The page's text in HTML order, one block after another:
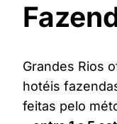
Grandes Rios
hotéis
feitas pelo